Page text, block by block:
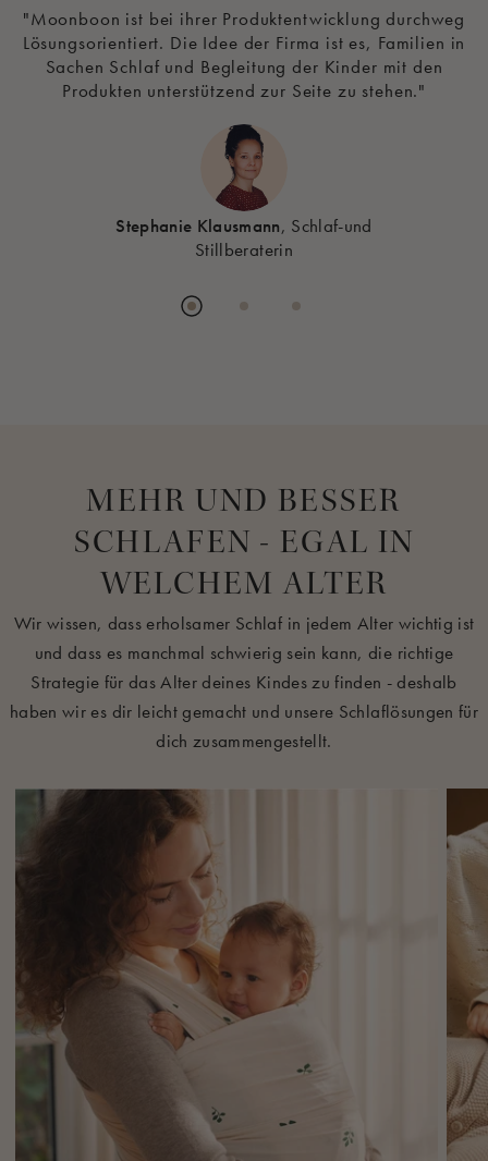
"Moonboon ist bei ihrer Produktentwicklung durchweg
Lösungsorientiert. Die Idee der Firma ist es, Familien in
Sachen Schlaf und Begleitung der Kinder mit den
Produkten unterstützend zur Seite zu stehen."
Stephanie Klausmann, Schlaf-und
Stillberaterin
MEHR UND BESSER
SCHLAFEN - EGAL IN
WELCHEM ALTER
Wir wissen, dass erholsamer Schlaf in jedem Alter wichtig ist
und dass es manchmal schwierig sein kann, die richtige
Strategie für das Alter deines Kindes zu finden - deshalb
haben wir es dir leicht gemacht und unsere Schlaflösungen für
dich zusammengestellt.